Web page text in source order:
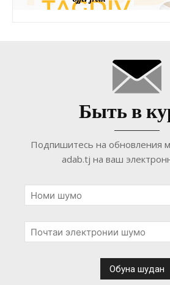
Быть в
Подпишитесь на обновления
adab.tj на ваш